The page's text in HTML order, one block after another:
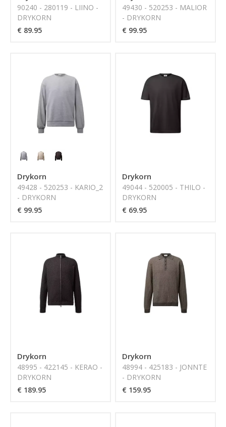
90240 - 280119 - LIINO -
DRYKORN
€ 89.95
49430 - 520253 - MALIOR
- DRYKORN
€ 99.95
Drykorn
49428 - 520253 - KARIO_2
- DRYKORN
€ 99.95
Drykorn
49044 - 520005 - THILO -
DRYKORN
€ 69.95
Drykorn
48995 - 422145 - KERAO -
DRYKORN
€ 189.95
Drykorn
48994 - 425183 - JONNTE
- DRYKORN
€ 159.95